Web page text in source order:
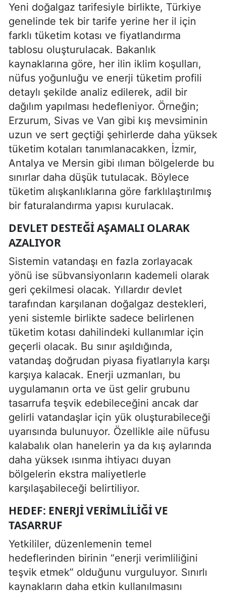
Yeni doğalgaz tarifesiyle birlikte, Türkiye
genelinde tek bir tarife yerine her il için
farklı tüketim kotası ve fiyatlandırma
tablosu oluşturulacak. Bakanlık
kaynaklarına göre, her ilin iklim koşulları,
nüfus yoğunluğu ve enerji tüketim profili
detaylı şekilde analiz edilerek, adil bir
dağılım yapılması hedefleniyor. Örneğin;
Erzurum, Sivas ve Van gibi kış mevsiminin
uzun ve sert geçtiği şehirlerde daha yüksek
tüketim kotaları tanımlanacakken, İzmir,
Antalya ve Mersin gibi ılıman bölgelerde bu
sınırlar daha düşük tutulacak. Böylece
tüketim alışkanlıklarına göre farklılaştırılmış
bir faturalandırma yapısı kurulacak.
DEVLET DESTEĞI AŞAMALI OLARAK
AZALIYOR
Sistemin vatandaşı en fazla zorlayacak
yönü ise sübvansiyonların kademeli olarak
geri çekilmesi olacak. Yıllardır devlet
tarafından karşılanan doğalgaz destekleri,
yeni sistemle birlikte sadece belirlenen
tüketim kotası dahilindeki kullanımlar için
geçerli olacak. Bu sınır aşıldığında,
vatandaş doğrudan piyasa fiyatlarıyla karşı
karşıya kalacak. Enerji uzmanları, bu
uygulamanın orta ve üst gelir grubunu
tasarrufa teşvik edebileceğini ancak dar
gelirli vatandaşlar için yük oluşturabileceği
uyarısında bulunuyor. Özellikle aile nüfusu
kalabalık olan hanelerin ya da kış aylarında
daha yüksek ısınma ihtiyacı duyan
bölgelerin ekstra maliyetlerle
karşılaşabileceği belirtiliyor.
HEDEF: ENERJI VERIMLILIĞI VE
TASARRUF
Yetkililer, düzenlemenin temel
hedeflerinden birinin “enerji verimliliğini
teşvik etmek” olduğunu vurguluyor. Sınırlı
kaynakların daha etkin kullanılmasını